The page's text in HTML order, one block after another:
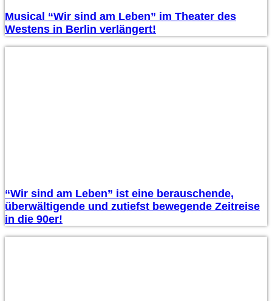
Musical “Wir sind am Leben” im Theater des
Westens in Berlin verlängert!
“Wir sind am Leben” ist eine berauschende,
überwältigende und zutiefst bewegende Zeitreise
in die 90er!